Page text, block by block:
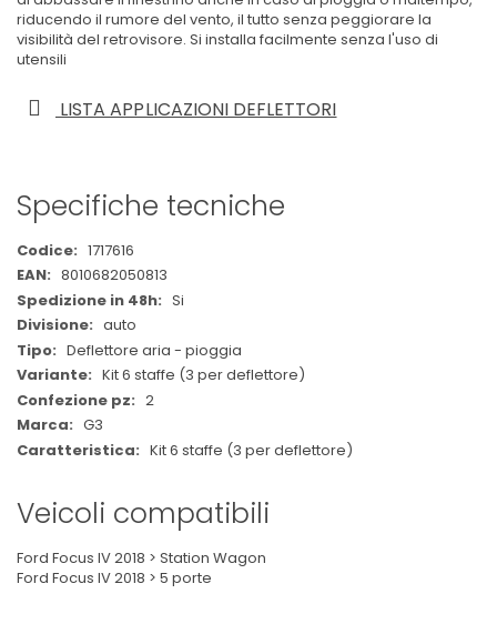
riducendo il rumore del vento, il tutto senza peggiorare la
visibilità del retrovisore. Si installa facilmente senza l'uso di
utensili
LISTA APPLICAZIONI DEFLETTORI
Specifiche tecniche
Maggiori
Informazioni
1717616
8010682050813
Si
auto
Deflettore aria - pioggia
Kit 6 staffe (3 per deflettore)
2
G3
Kit 6 staffe (3 per deflettore)
Veicoli compatibili
Ford Focus IV 2018 > Station Wagon
Ford Focus IV 2018 > 5 porte